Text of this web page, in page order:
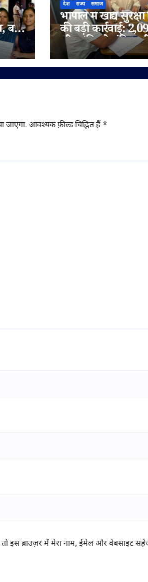
बहू
देश राज्य समाज
भोपाल में खाद्य
की बड़ी कार्रवाई:
लीटर/किलो संदिग्ध
सप्लाई चेन भी जांच
में
जाएगा. आवश्यक फ़ील्ड चिह्नित हैं *
इस ब्राउज़र में मेरा नाम, ईमेल और वेबसाइट